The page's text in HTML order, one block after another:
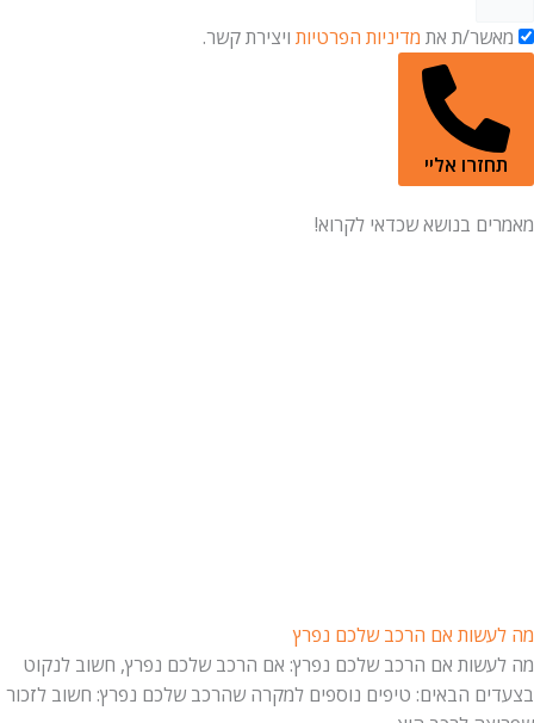
מאשר/ת את מדיניות הפרטיות ויצירת קשר.
תחזרו אליי
מאמרים בנושא שכדאי לקרוא!
מה לעשות אם הרכב שלכם נפרץ
מה לעשות אם הרכב שלכם נפרץ: אם הרכב שלכם נפרץ, חשוב לנקוט
בצעדים הבאים: טיפים נוספים למקרה שהרכב שלכם נפרץ: חשוב לזכור